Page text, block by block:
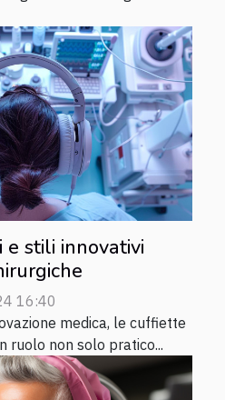
stili innovativi
16:40
medica, le cuffiette
ruolo non solo pratico...